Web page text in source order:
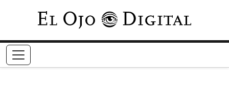
Pasar al contenido principal